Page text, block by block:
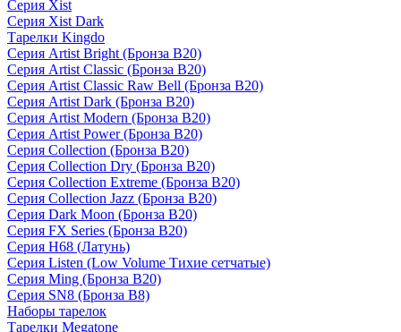
Серия Xist
Серия Xist Dark
Тарелки Kingdo
Серия Artist Bright (Бронза B20)
Серия Artist Classic (Бронза B20)
Серия Artist Classic Raw Bell (Бронза B20)
Серия Artist Dark (Бронза B20)
Серия Artist Modern (Бронза B20)
Серия Artist Power (Бронза B20)
Серия Collection (Бронза B20)
Серия Collection Dry (Бронза B20)
Серия Collection Extreme (Бронза B20)
Серия Collection Jazz (Бронза B20)
Серия Dark Moon (Бронза B20)
Серия FX Series (Бронза B20)
Серия H68 (Латунь)
Серия Listen (Low Volume Тихие сетчатые)
Серия Ming (Бронза B20)
Серия SN8 (Бронза B8)
Наборы тарелок
Тарелки Megatone